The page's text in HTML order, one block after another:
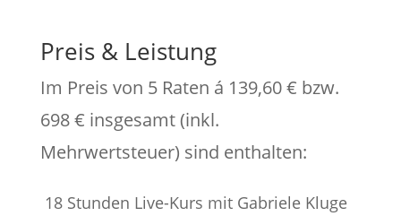
Preis & Leistung
Im Preis von 5 Raten á 139,60 € bzw.
698 € insgesamt (inkl.
Mehrwertsteuer) sind enthalten:
18 Stunden Live-Kurs mit Gabriele Kluge